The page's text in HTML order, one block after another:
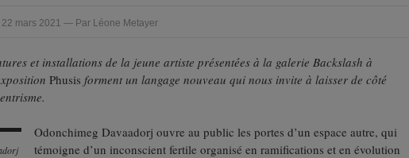
22 mars 2021 — Par Léone Metayer
et installations de la jeune artiste présentées à la galerie Backslash à
Phusis forment un langage nouveau qui nous invite à laisser de côté
Odonchimeg Davaadorj ouvre au public les portes d’un espace autre, qui
témoigne d’un inconscient fertile organisé en ramifications et en évolution